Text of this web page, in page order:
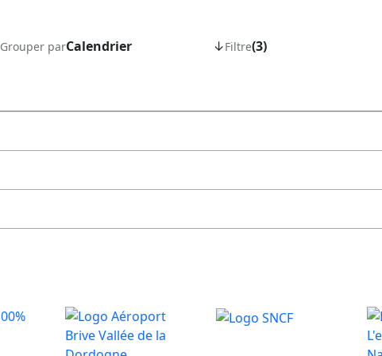
Grouper parCalendrier ↓Filtre(3)